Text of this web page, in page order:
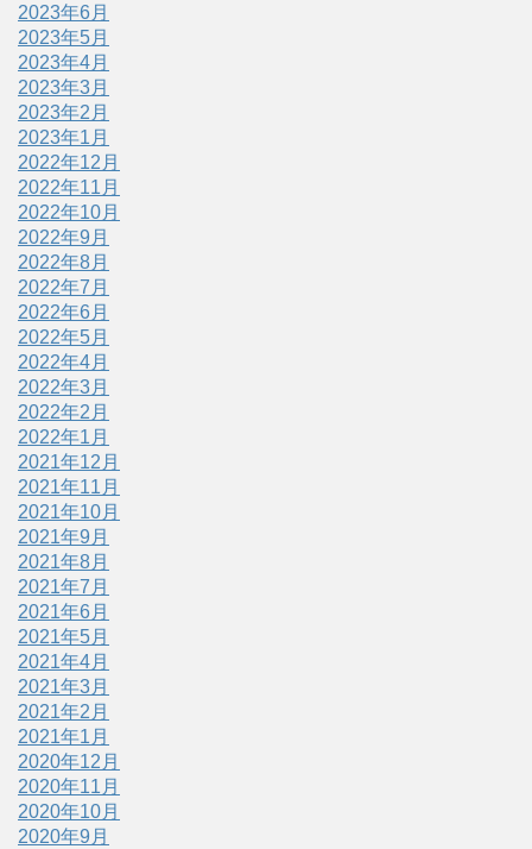
2023年6月
2023年5月
2023年4月
2023年3月
2023年2月
2023年1月
2022年12月
2022年11月
2022年10月
2022年9月
2022年8月
2022年7月
2022年6月
2022年5月
2022年4月
2022年3月
2022年2月
2022年1月
2021年12月
2021年11月
2021年10月
2021年9月
2021年8月
2021年7月
2021年6月
2021年5月
2021年4月
2021年3月
2021年2月
2021年1月
2020年12月
2020年11月
2020年10月
2020年9月